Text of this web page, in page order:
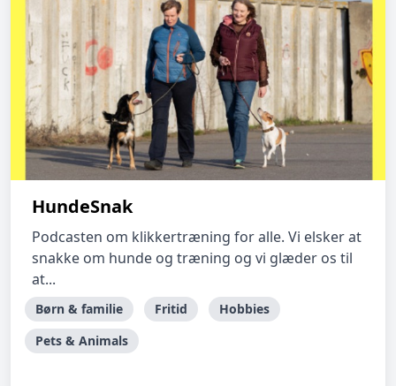
HundeSnak
Podcasten om klikkertræning for alle. Vi elsker at
snakke om hunde og træning og vi glæder os til
at...
Børn & familie Fritid
Hobbies
Pets & Animals